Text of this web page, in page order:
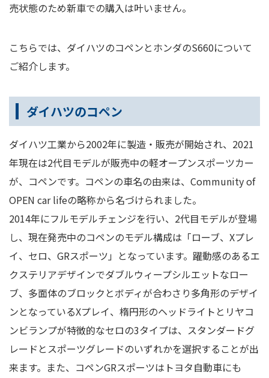
売状態のため新車での購入は叶いません。
こちらでは、ダイハツのコペンとホンダのS660について
ご紹介します。
ダイハツのコペン
ダイハツ工業から2002年に製造・販売が開始され、2021
年現在は2代目モデルが販売中の軽オープンスポーツカー
が、コペンです。コペンの車名の由来は、Community of
OPEN car lifeの略称から名づけられました。
2014年にフルモデルチェンジを行い、2代目モデルが登場
し、現在発売中のコペンのモデル構成は「ローブ、Xプレ
イ、セロ、GRスポーツ」となっています。躍動感のあるエ
クステリアデザインでダブルウィープシルエットなロー
ブ、多面体のブロックとボディが合わさり多角形のデザイ
ンとなっているXプレイ、楕円形のヘッドライトとリヤコ
ンビランプが特徴的なセロの3タイプは、スタンダードグ
レードとスポーツグレードのいずれかを選択することが出
来ます。また、コペンGRスポーツはトヨタ自動車にも